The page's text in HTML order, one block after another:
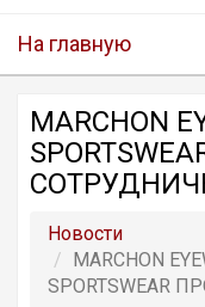
На главную
MARCHON
Новости
MARCHON
SPORTSWEAR